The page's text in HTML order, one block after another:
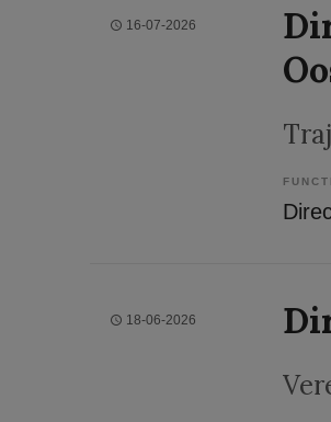
16-07-2026
18-06-2026